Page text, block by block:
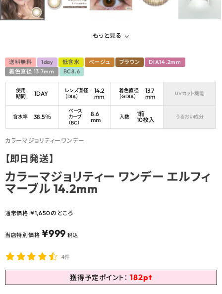
もっと見る
送料無料 1day 低含水 ベージュ ブラウン
DIA14.2mm
着色直径 13.7mm
BC8.6
使用
期間
1DAY
レンズ直径
（DIA）
14.2
mm
着色直径
（GDIA）
13.7
mm
UVカット機能
含水率 38.5％
ベース
カーブ
（BC）
8.6
mm
入数
1箱
10枚入
うるおい成分
カラーマジョリティーワンデー
【即日発送】
カラーマジョリティー ワンデー エルフィ
マーブル 14.2mm
通常価格 ¥1,650のところ
当店特別価格 ¥999 税込
4件
獲得予定ポイント： 182pt